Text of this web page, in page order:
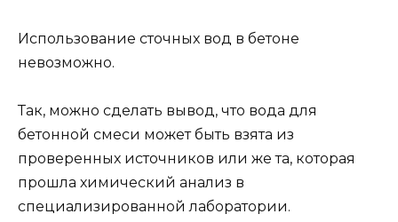
Использование сточных вод в бетоне
невозможно.
Так, можно сделать вывод, что вода для
бетонной смеси может быть взята из
проверенных источников или же та, которая
прошла химический анализ в
специализированной лаборатории.